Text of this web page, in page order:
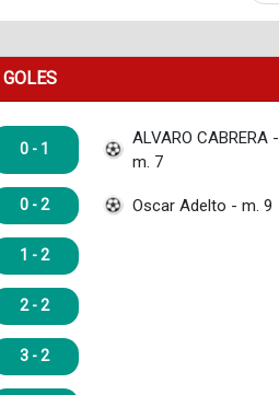
GOLES
0 - 1
ALVARO CABRERA -
m. 7
0 - 2 Oscar Adelto - m. 9
1 - 2
2 - 2
3 - 2